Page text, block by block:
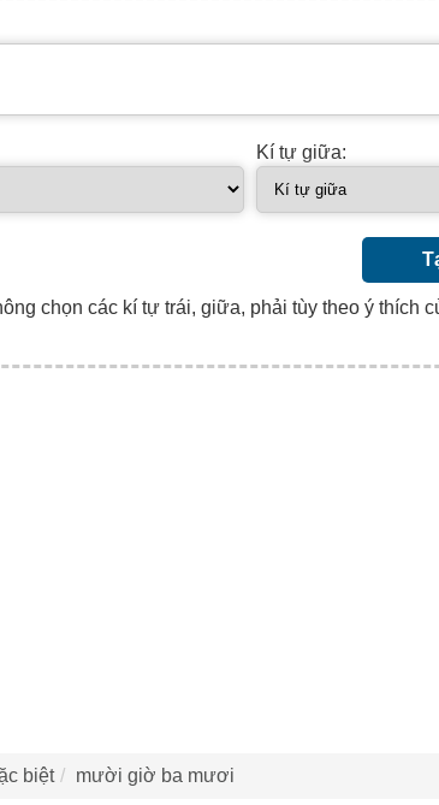
Kí tự giữa:
chọn các kí tự trái, giữa, phải tùy theo ý thích
biệt mười giờ ba mươi